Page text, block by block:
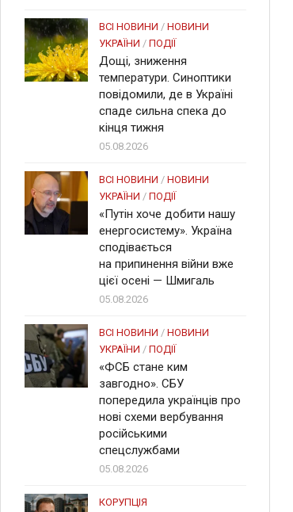
ВСІ НОВИНИ / НОВИНИ
УКРАЇНИ / ПОДІЇ
Дощі, зниження
температури. Синоптики
повідомили, де в Україні
спаде сильна спека до
кінця тижня
05.08.2026
ВСІ НОВИНИ / НОВИНИ
УКРАЇНИ / ПОДІЇ
«Путін хоче добити нашу
енергосистему». Україна
сподівається
на припинення війни вже
цієї осені — Шмигаль
05.08.2026
ВСІ НОВИНИ / НОВИНИ
УКРАЇНИ / ПОДІЇ
«ФСБ стане ким
завгодно». СБУ
попередила українців про
нові схеми вербування
російськими
спецслужбами
05.08.2026
КОРУПЦІЯ